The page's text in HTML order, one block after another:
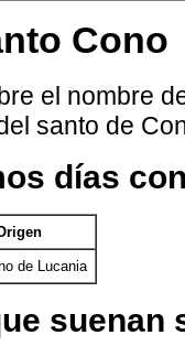
Cono
el nombre
santo de
días
de Lucania
suenan